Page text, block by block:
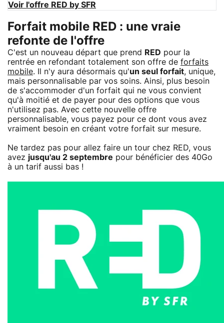
Voir l'offre RED by SFR
Forfait mobile RED : une vraie
refonte de l'offre
C'est un nouveau départ que prend RED pour la
rentrée en refondant totalement son offre de forfaits
mobile. Il n'y aura désormais qu'un seul forfait, unique,
mais personnalisable par vos soins. Ainsi, plus besoin
de s'accommoder d'un forfait qui ne vous convient
qu'à moitié et de payer pour des options que vous
n'utilisez pas. Avec cette nouvelle offre
personnalisable, vous payez pour ce dont vous avez
vraiment besoin en créant votre forfait sur mesure.
Ne tardez pas pour allez faire un tour chez RED, vous
avez jusqu'au 2 septembre pour bénéficier des 40Go
à un tarif aussi bas !